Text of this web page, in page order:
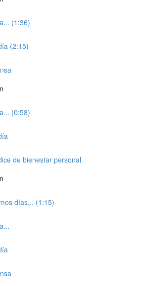
(1:36)
(2:15)
(0:58)
de bienestar personal
días... (1:15)